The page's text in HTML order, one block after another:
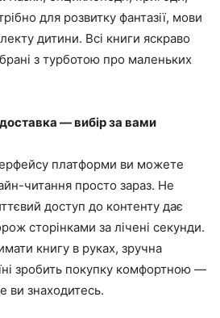
для розвитку фантазії, мови
дитини. Всі книги яскраво
з турботою про маленьких
— вибір за вами
платформи ви можете
читання просто зараз. Не
доступ до контенту дає
сторінками за лічені секунди.
книгу в руках, зручна
зробить покупку комфортною —
ви знаходитесь.